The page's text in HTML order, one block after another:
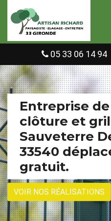
05 33 06 14 94
Entreprise
clôture et
Sauveterre
33540
gratuit.
VOIR NOS RÉALISATIONS